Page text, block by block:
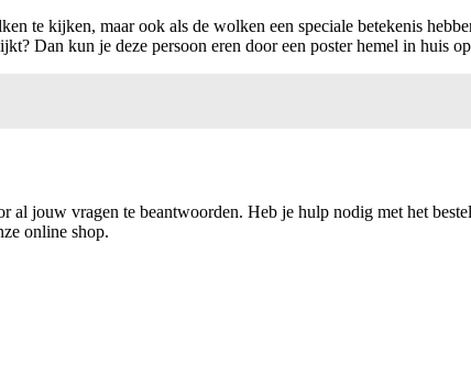
te kijken, maar ook als de wolken een speciale betekenis
Dan kun je deze persoon eren door een poster hemel in huis
al jouw vragen te beantwoorden. Heb je hulp nodig met het
online shop.